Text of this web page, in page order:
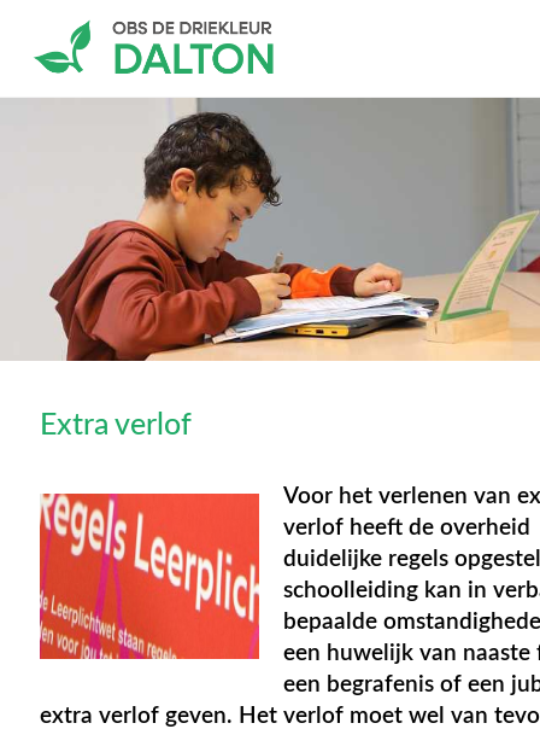
Extra verlof
Voor het verlenen van
verlof heeft de overheid
duidelijke regels
schoolleiding kan in
bepaalde
een huwelijk van naaste
een begrafenis of een
extra verlof geven. Het verlof moet wel van